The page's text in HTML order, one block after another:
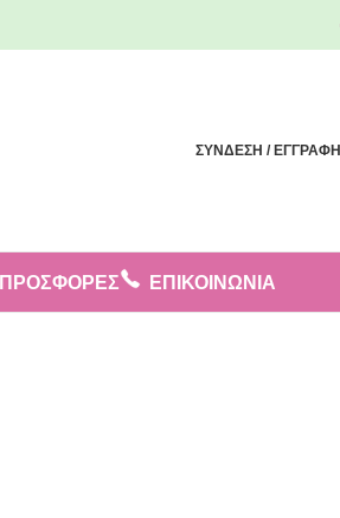
ΣΥΝΔΕΣΗ / ΕΓΓΡΑΦΗ
ΠΡΟΣΦΟΡΈΣ ΕΠΙΚΟΙΝΩΝΙΑ